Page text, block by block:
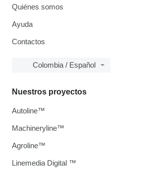
Quiénes somos
Ayuda
Contactos
Colombia / Español
Nuestros proyectos
Autoline™
Machineryline™
Agroline™
Linemedia Digital ™